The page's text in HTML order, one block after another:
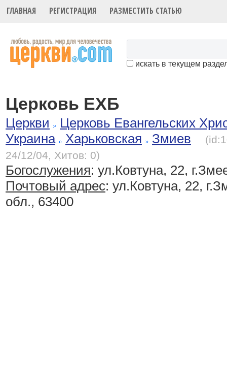
ГЛАВНАЯ РЕГИСТРАЦИЯ РАЗМЕСТИТЬ СТАТЬЮ
искать в текущем
Церковь ЕХБ
Церкви
Церковь Евангельских
Украина
Харьковская Змиев
24/12/04, Хитов: 0)
Богослужения: ул.Ковтуна, 22,
Почтовый адрес: ул.Ковтуна, 22,
обл., 63400